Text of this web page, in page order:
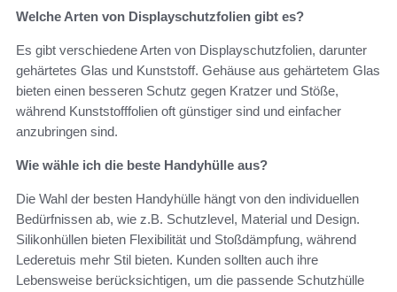
Welche Arten von Displayschutzfolien gibt es?
Es gibt verschiedene Arten von Displayschutzfolien, darunter
gehärtetes Glas und Kunststoff. Gehäuse aus gehärtetem Glas
bieten einen besseren Schutz gegen Kratzer und Stöße,
während Kunststofffolien oft günstiger sind und einfacher
anzubringen sind.
Wie wähle ich die beste Handyhülle aus?
Die Wahl der besten Handyhülle hängt von den individuellen
Bedürfnissen ab, wie z.B. Schutzlevel, Material und Design.
Silikonhüllen bieten Flexibilität und Stoßdämpfung, während
Lederetuis mehr Stil bieten. Kunden sollten auch ihre
Lebensweise berücksichtigen, um die passende Schutzhülle